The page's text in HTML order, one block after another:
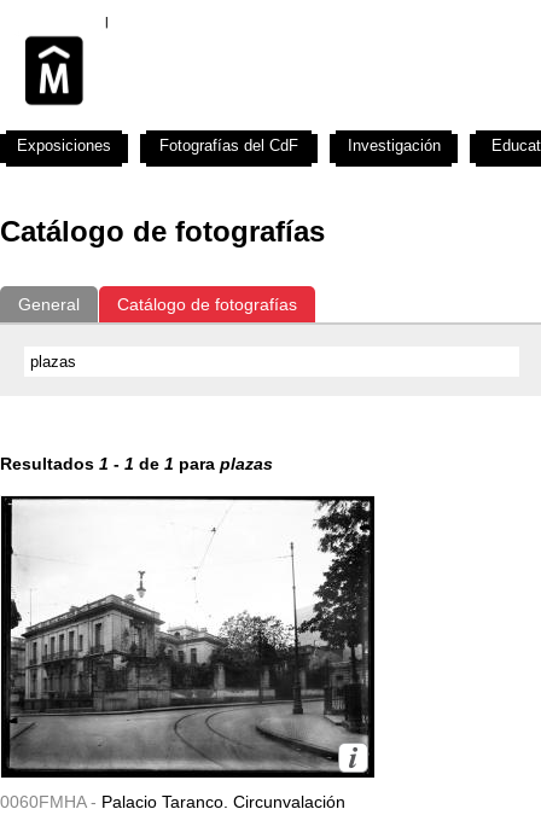
Catálogo de fotografías
General Catálogo de fotografías
Resultados 1 - 1 de 1 para plazas
0060FMHA - Palacio Taranco. Circunvalación
Exposiciones Fotografías del CdF Investigación